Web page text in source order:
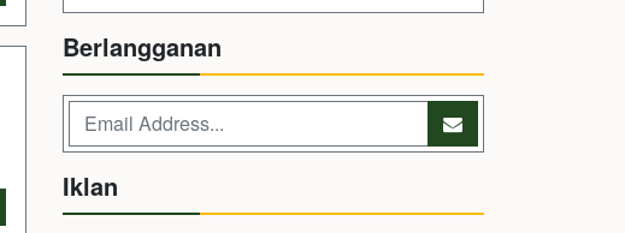
Berlangganan
Iklan